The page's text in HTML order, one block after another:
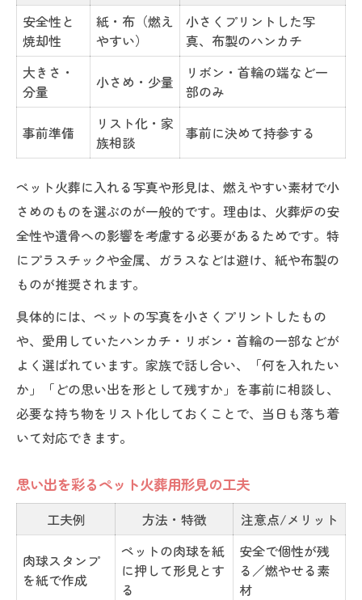
安全性と
焼却性
紙・布（燃え
やすい）
小さくプリントした写
真、布製のハンカチ
大きさ・
分量
小さめ・少量
リボン・首輪の端など一
部のみ
事前準備
リスト化・家
族相談
事前に決めて持参する
ペット火葬に入れる写真や形見は、燃えやすい素材で小
さめのものを選ぶのが一般的です。理由は、火葬炉の安
全性や遺骨への影響を考慮する必要があるためです。特
にプラスチックや金属、ガラスなどは避け、紙や布製の
ものが推奨されます。
具体的には、ペットの写真を小さくプリントしたもの
や、愛用していたハンカチ・リボン・首輪の一部などが
よく選ばれています。家族で話し合い、「何を入れたい
か」「どの思い出を形として残すか」を事前に相談し、
必要な持ち物をリスト化しておくことで、当日も落ち着
いて対応できます。
思い出を彩るペット火葬用形見の工夫
工夫例 方法・特徴 注意点/メリット
肉球スタンプ
を紙で作成
ペットの肉球を紙
に押して形見とす
る
安全で個性が残
る／燃やせる素
材